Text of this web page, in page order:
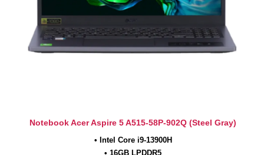
Notebook Acer Aspire 5 A515-58P-902Q (Steel Gray)
• Intel Core i9-13900H
• 16GB LPDDR5